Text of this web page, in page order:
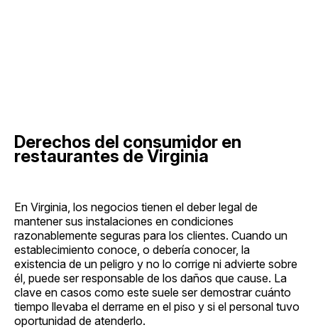
Derechos del consumidor en
restaurantes de Virginia
En Virginia, los negocios tienen el deber legal de
mantener sus instalaciones en condiciones
razonablemente seguras para los clientes. Cuando un
establecimiento conoce, o debería conocer, la
existencia de un peligro y no lo corrige ni advierte sobre
él, puede ser responsable de los daños que cause. La
clave en casos como este suele ser demostrar cuánto
tiempo llevaba el derrame en el piso y si el personal tuvo
oportunidad de atenderlo.